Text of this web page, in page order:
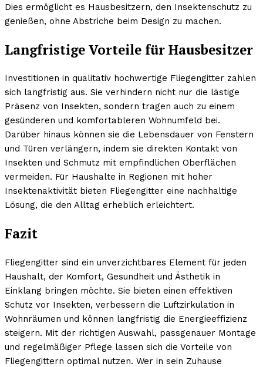
Dies ermöglicht es Hausbesitzern, den Insektenschutz zu
genießen, ohne Abstriche beim Design zu machen.
Langfristige Vorteile für Hausbesitzer
Investitionen in qualitativ hochwertige Fliegengitter zahlen
sich langfristig aus. Sie verhindern nicht nur die lästige
Präsenz von Insekten, sondern tragen auch zu einem
gesünderen und komfortableren Wohnumfeld bei.
Darüber hinaus können sie die Lebensdauer von Fenstern
und Türen verlängern, indem sie direkten Kontakt von
Insekten und Schmutz mit empfindlichen Oberflächen
vermeiden. Für Haushalte in Regionen mit hoher
Insektenaktivität bieten Fliegengitter eine nachhaltige
Lösung, die den Alltag erheblich erleichtert.
Fazit
Fliegengitter sind ein unverzichtbares Element für jeden
Haushalt, der Komfort, Gesundheit und Ästhetik in
Einklang bringen möchte. Sie bieten einen effektiven
Schutz vor Insekten, verbessern die Luftzirkulation in
Wohnräumen und können langfristig die Energieeffizienz
steigern. Mit der richtigen Auswahl, passgenauer Montage
und regelmäßiger Pflege lassen sich die Vorteile von
Fliegengittern optimal nutzen. Wer in sein Zuhause